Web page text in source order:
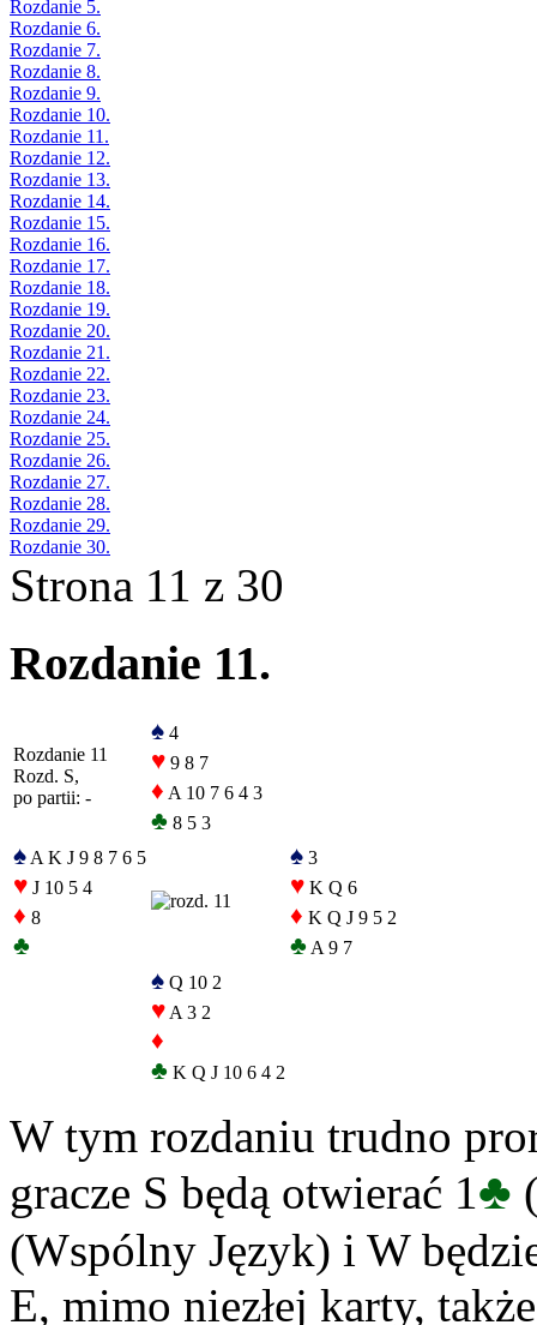
Rozdanie 5.
Rozdanie 6.
Rozdanie 7.
Rozdanie 8.
Rozdanie 9.
Rozdanie 10.
Rozdanie 11.
Rozdanie 12.
Rozdanie 13.
Rozdanie 14.
Rozdanie 15.
Rozdanie 16.
Rozdanie 17.
Rozdanie 18.
Rozdanie 19.
Rozdanie 20.
Rozdanie 21.
Rozdanie 22.
Rozdanie 23.
Rozdanie 24.
Rozdanie 25.
Rozdanie 26.
Rozdanie 27.
Rozdanie 28.
Rozdanie 29.
Rozdanie 30.
Strona 11 z 30
Rozdanie 11.
Rozdanie 11
Rozd. S,
po partii: -
♠ 4
♥ 9 8 7
♦ A 10 7 6 4 3
♣ 8 5 3
♠ A K J 9 8 7 6 5
♥ J 10 5 4
♦ 8
♣
♠ 3
♥ K Q 6
♦ K Q J 9 5 2
♣ A 9 7
♠ Q 10 2
♥ A 3 2
♦
♣ K Q J 10 6 4 2
W tym rozdaniu trudno
gracze S będą otwierać 1♣
(Wspólny Język) i W
E, mimo niezłej karty,